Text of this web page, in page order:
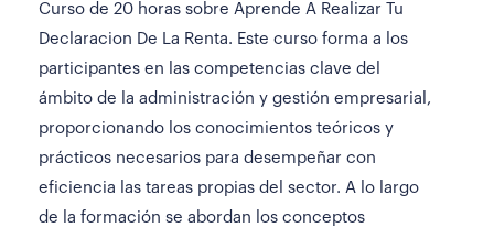
Curso de 20 horas sobre Aprende A Realizar Tu
Declaracion De La Renta. Este curso forma a los
participantes en las competencias clave del
ámbito de la administración y gestión empresarial,
proporcionando los conocimientos teóricos y
prácticos necesarios para desempeñar con
eficiencia las tareas propias del sector. A lo largo
de la formación se abordan los conceptos